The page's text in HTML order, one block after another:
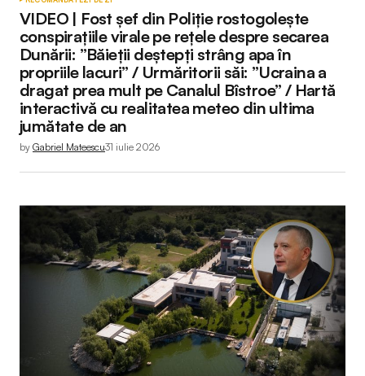
VIDEO | Fost șef din Poliție rostogolește
conspirațiile virale pe rețele despre secarea
Dunării: ”Băieții deștepți strâng apa în
propriile lacuri” / Urmăritorii săi: ”Ucraina a
dragat prea mult pe Canalul Bîstroe” / Hartă
interactivă cu realitatea meteo din ultima
jumătate de an
by Gabriel Mateescu31 iulie 2026